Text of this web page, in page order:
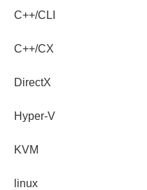
C++/CLI
C++/CX
DirectX
Hyper-V
KVM
linux